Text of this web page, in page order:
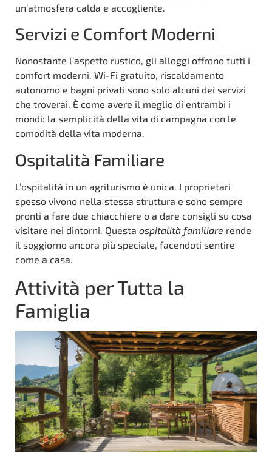
un’atmosfera calda e accogliente.
Servizi e Comfort Moderni
Nonostante l’aspetto rustico, gli alloggi offrono tutti i
comfort moderni. Wi-Fi gratuito, riscaldamento
autonomo e bagni privati sono solo alcuni dei servizi
che troverai. È come avere il meglio di entrambi i
mondi: la semplicità della vita di campagna con le
comodità della vita moderna.
Ospitalità Familiare
L’ospitalità in un agriturismo è unica. I proprietari
spesso vivono nella stessa struttura e sono sempre
pronti a fare due chiacchiere o a dare consigli su cosa
visitare nei dintorni. Questa ospitalità familiare rende
il soggiorno ancora più speciale, facendoti sentire
come a casa.
Attività per Tutta la
Famiglia